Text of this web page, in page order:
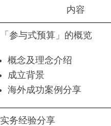
内容
「参与式预算」的概览
概念及理念介绍
成立背景
海外成功案例分享
实务经验分享